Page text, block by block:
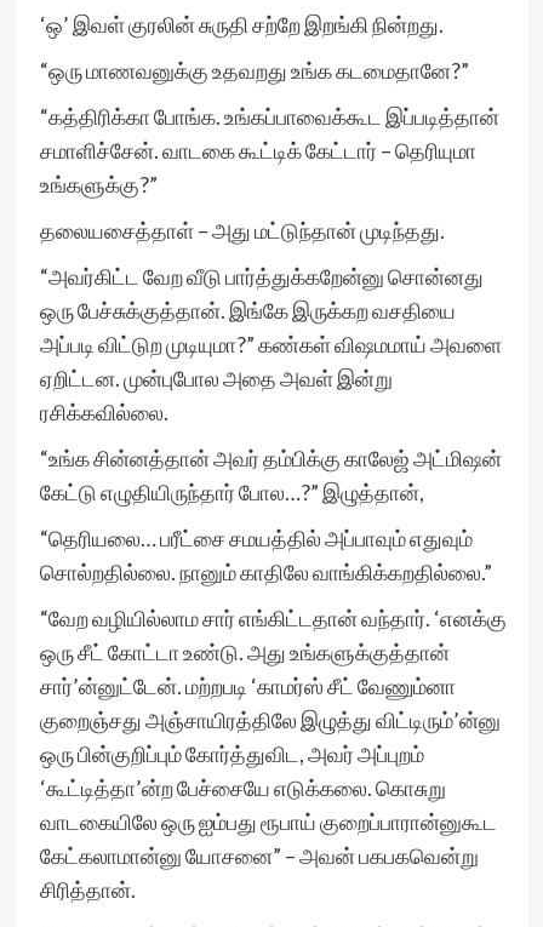
‘ஒ’ இவள் குரலின் சுருதி சற்றே இறங்கி நின்றது.
“ஒரு மாணவனுக்கு உதவறது உங்க கடமைதானே?”
“கத்திரிக்கா போங்க. உங்கப்பாவைக்கூட இப்படித்தான்
சமாளிச்சேன். வாடகை கூட்டிக் கேட்டார் – தெரியுமா
உங்களுக்கு?”
தலையசைத்தாள் – அது மட்டுந்தான் முடிந்தது.
“அவர்கிட்ட வேற வீடு பார்த்துக்கறேன்னு சொன்னது
ஒரு பேச்சுக்குத்தான். இங்கே இருக்கற வசதியை
அப்படி விட்டுற முடியுமா?” கண்கள் விஷமமாய் அவளை
ஏறிட்டன. முன்புபோல அதை அவள் இன்று
ரசிக்கவில்லை.
“உங்க சின்னத்தான் அவர் தம்பிக்கு காலேஜ் அட்மிஷன்
கேட்டு எழுதியிருந்தார் போல…?” இழுத்தான்,
“தெரியலை… பரீட்சை சமயத்தில் அப்பாவும் எதுவும்
சொல்றதில்லை. நானும் காதிலே வாங்கிக்கறதில்லை.”
“வேற வழியில்லாம சார் எங்கிட்டதான் வந்தார். ‘எனக்கு
ஒரு சீட் கோட்டா உண்டு. அது உங்களுக்குத்தான்
சார்’ன்னுட்டேன். மற்றபடி ‘காமர்ஸ் சீட் வேணும்னா
குறைஞ்சது அஞ்சாயிரத்திலே இழுத்து விட்டிரும்’ன்னு
ஒரு பின்குறிப்பும் கோர்த்துவிட, அவர் அப்புறம்
‘கூட்டித்தா’ன்ற பேச்சையே எடுக்கலை. கொசுறு
வாடகையிலே ஒரு ஐம்பது ரூபாய் குறைப்பாரான்னுகூட
கேட்கலாமான்னு யோசனை” – அவன் பகபகவென்று
சிரித்தான்.